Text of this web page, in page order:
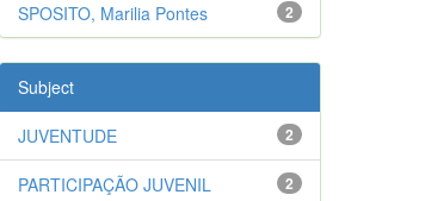
2
SPOSITO, Marilia Pontes
Subject
2
JUVENTUDE
2
PARTICIPAÇÃO JUVENIL